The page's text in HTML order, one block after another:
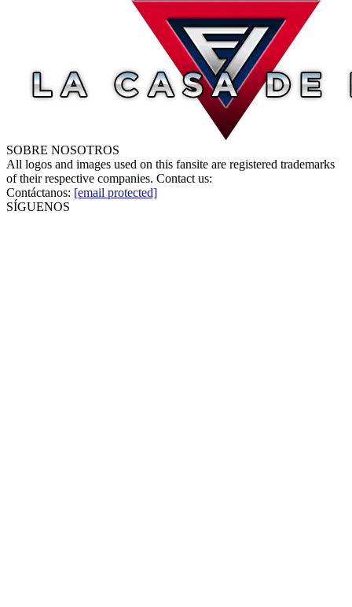
SOBRE NOSOTROS
All logos and images used on this fansite are registered trademarks
of their respective companies. Contact us:
Contáctanos: [email protected]
SÍGUENOS